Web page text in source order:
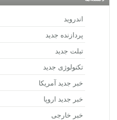
اندروید
پردازنده جدید
تبلت جدید
تکنولوژی جدید
خبر جدید آمریکا
خبر جدید اروپا
خبر خارجی